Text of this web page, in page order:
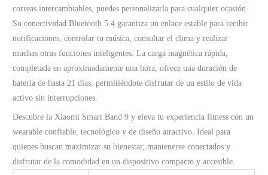
correas intercambiables, puedes personalizarla para cualquier ocasión.
Su conectividad Bluetooth 5.4 garantiza un enlace estable para recibir
notificaciones, controlar tu música, consultar el clima y realizar
muchas otras funciones inteligentes. La carga magnética rápida,
completada en aproximadamente una hora, ofrece una duración de
batería de hasta 21 días, permitiéndote disfrutar de un estilo de vida
activo sin interrupciones.
Descubre la Xiaomi Smart Band 9 y eleva tu experiencia fitness con un
wearable confiable, tecnológico y de diseño atractivo. Ideal para
quienes buscan maximizar su bienestar, mantenerse conectados y
disfrutar de la comodidad en un dispositivo compacto y accesible.